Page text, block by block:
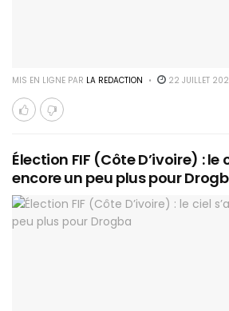
MIS EN LIGNE PAR LA REDACTION 22 JUILLET
Élection FIF (Côte D’ivoire) : le
encore un peu plus pour